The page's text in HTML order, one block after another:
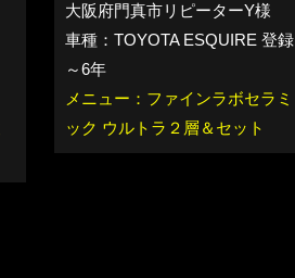
大阪府門真市リピーターY様
車種：TOYOTA ESQUIRE 登録
～6年
メニュー：ファインラボセラミ
ック ウルトラ２層＆セット